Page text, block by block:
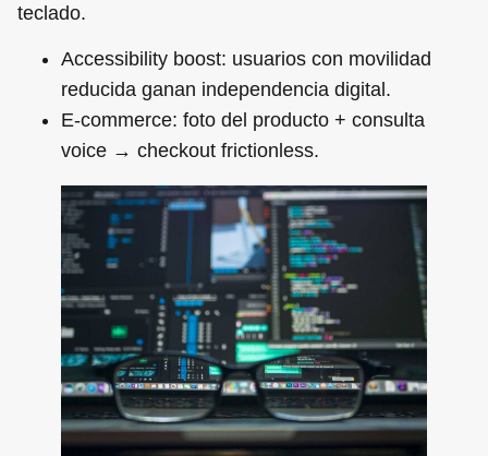
teclado.
Accessibility boost: usuarios con movilidad
reducida ganan independencia digital.
E‑commerce: foto del producto + consulta
voice → checkout frictionless.